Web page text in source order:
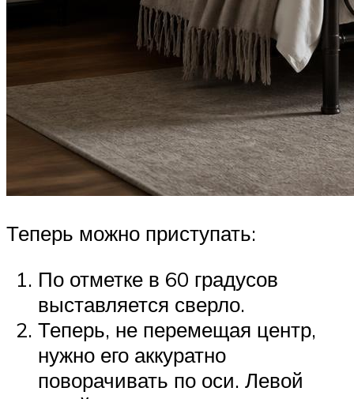
Теперь можно приступать:
По отметке в 60 градусов
выставляется сверло.
Теперь, не перемещая центр,
нужно его аккуратно
поворачивать по оси. Левой